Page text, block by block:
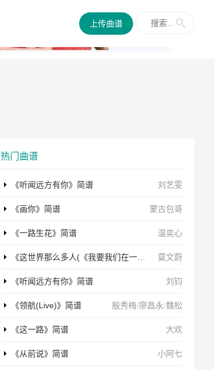
上传曲谱
热门曲谱
刘艺雯
《听闻远方有你》简谱
蒙古包哥
《画你》简谱
温奕心
《一路生花》简谱
莫文蔚
《这世界那么多人(《我要我们在一起》电影主题曲)》简谱
刘钧
《听闻远方有你》简谱
殷秀梅/廖昌永/魏松
《领航(Live)》简谱
大欢
《这一路》简谱
小阿七
《从前说》简谱